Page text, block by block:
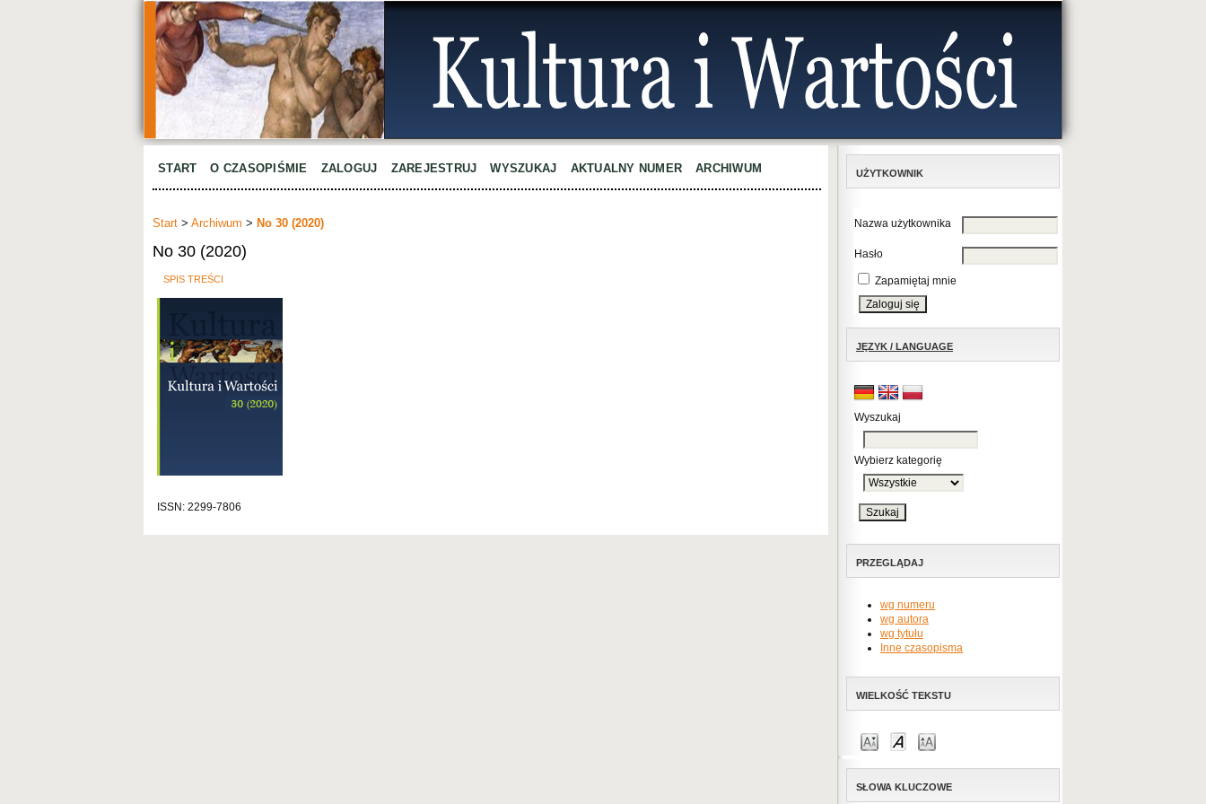
UŻYTKOWNIK
Nazwa użytkownika
Hasło
Zapamiętaj mnie
JĘZYK / LANGUAGE
Wyszukaj
Wybierz kategorię
PRZEGLĄDAJ
wg numeru
wg autora
wg tytułu
Inne czasopisma
WIELKOŚĆ TEKSTU
SŁOWA KLUCZOWE
START O CZASOPIŚMIE ZALOGUJ ZAREJESTRUJ WYSZUKAJ AKTUALNY NUMER ARCHIWUM
Start > Archiwum > No 30 (2020)
No 30 (2020)
SPIS TREŚCI
ISSN: 2299-7806